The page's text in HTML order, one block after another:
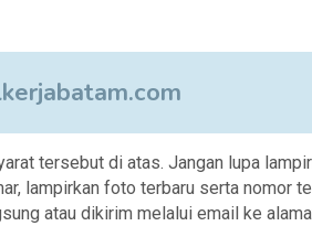
tersebut di atas. Jangan lupa
lampirkan foto terbaru serta nomor
atau dikirim melalui email ke